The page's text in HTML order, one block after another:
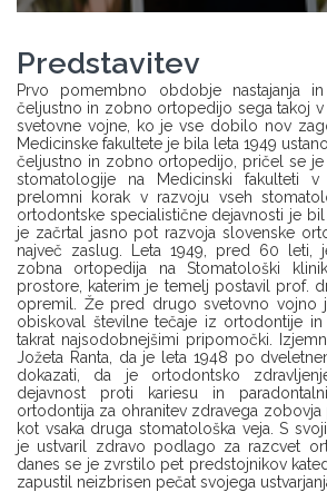
Predstavitev
Prvo pomembno obdobje nastajanja
čeljustno in zobno ortopedijo sega takoj v
svetovne vojne, ko je vse dobilo nov
Medicinske fakultete je bila leta 1949
čeljustno in zobno ortopedijo, pričel se je
stomatologije na Medicinski fakulteti
prelomni korak v razvoju vseh
ortodontske specialistične dejavnosti je
je začrtal jasno pot razvoja slovenske
največ zaslug. Leta 1949, pred 60 leti,
zobna ortopedija na Stomatološki
prostore, katerim je temelj postavil prof.
opremil. Že pred drugo svetovno vojno
obiskoval številne tečaje iz ortodontije
takrat najsodobnejšimi pripomočki.
Jožeta Ranta, da je leta 1948 po
dokazati, da je ortodontsko
dejavnost proti kariesu in
ortodontija za ohranitev zdravega
kot vsaka druga stomatološka veja. S
je ustvaril zdravo podlago za razcvet
danes se je zvrstilo pet predstojnikov
zapustil neizbrisen pečat svojega